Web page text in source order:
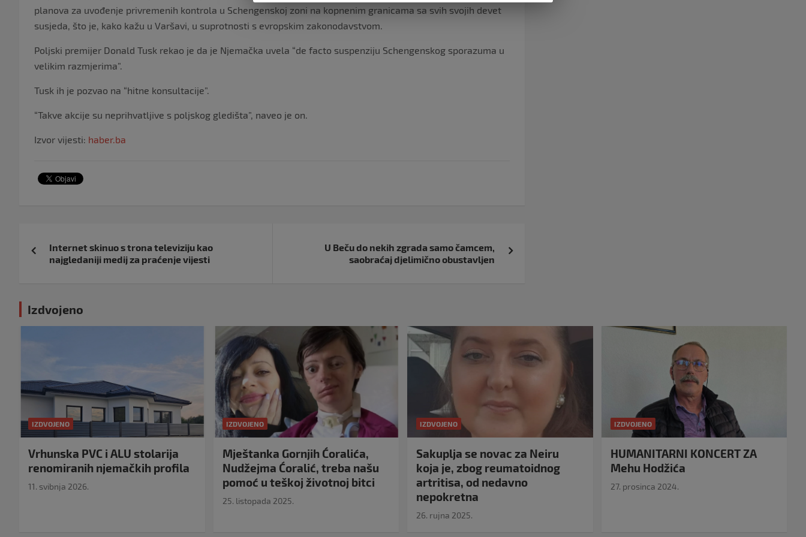
planova za uvođenje privremenih kontrola u Schengenskoj zoni na kopnenim granicama sa svih svojih devet
susjeda, što je, kako kažu u Varšavi, u suprotnosti s evropskim zakonodavstvom.
Poljski premijer Donald Tusk rekao je da je Njemačka uvela “de facto suspenziju Schengenskog sporazuma u
velikim razmjerima”.
Tusk ih je pozvao na “hitne konsultacije”.
“Takve akcije su neprihvatljive s poljskog gledišta”, naveo je on.
Izvor vijesti: haber.ba
objava
Internet skinuo s trona televiziju kao
najgledaniji medij za praćenje vijesti
U Beču do nekih zgrada samo čamcem,
saobraćaj djelimično obustavljen
Izdvojeno
IZDVOJENO
Vrhunska PVC i ALU stolarija
renomiranih njemačkih profila
11. svibnja 2026.
IZDVOJENO
Mještanka Gornjih Ćoralića,
Nudžejma Ćoralić, treba našu
pomoć u teškoj životnoj bitci
25. listopada 2025.
IZDVOJENO
Sakuplja se novac za Neiru
koja je, zbog reumatoidnog
artritisa, od nedavno
nepokretna
26. rujna 2025.
IZDVOJENO
HUMANITARNI KONCERT ZA
Mehu Hodžića
27. prosinca 2024.